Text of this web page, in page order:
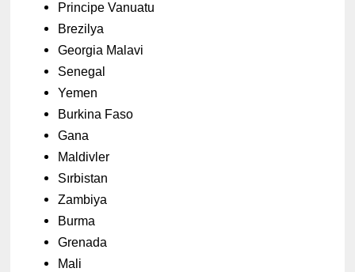
Principe Vanuatu
Brezilya
Georgia Malavi
Senegal
Yemen
Burkina Faso
Gana
Maldivler
Sırbistan
Zambiya
Burma
Grenada
Mali